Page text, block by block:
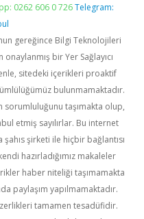
0262 606 0 726 Telegram:
gereğince Bilgi Teknolojileri
bir Yer Sağlayıcı
sitedeki içerikleri proaktif
bulunmamaktadır.
sorumluluğunu taşımakta olup,
etmiş sayılırlar. Bu internet
şirketi ile hiçbir bağlantısı
hazırladığımız makaleler
haber niteliği taşımamakta
paylaşım yapılmamaktadır.
tamamen tesadüfidir.